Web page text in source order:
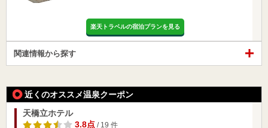
楽天トラベルの宿泊プランを見る
関連情報から探す
近くのオススメ温泉クーポン
天橋立ホテル
3.8点/ 19 件